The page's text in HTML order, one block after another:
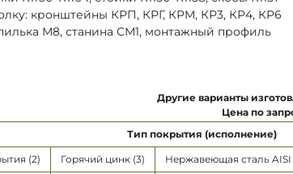
кронштейны КРП, КРГ, КРМ, КР3, КР4, КР6
М8, станина СМ1, монтажный профиль
Другие варианты
Цена по
Тип покрытия (исполнение)
(2)
Горячий цинк (3) Нержавеющая сталь AISI